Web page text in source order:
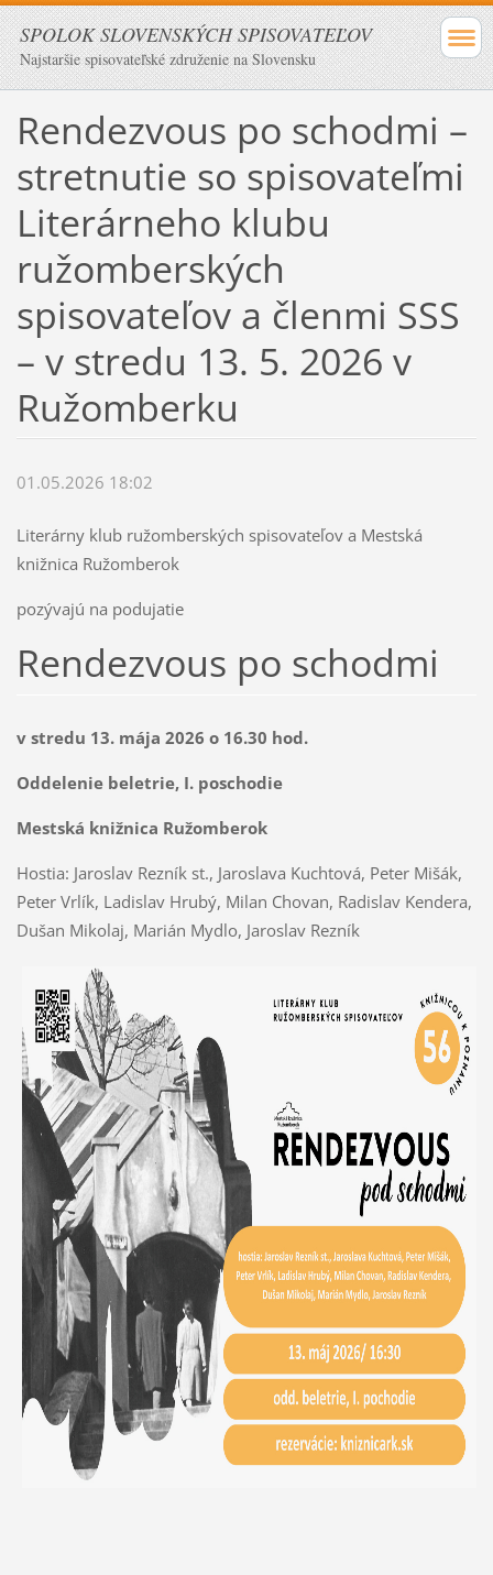
SPOLOK SLOVENSKÝCH SPISOVATEĽOV
Najstaršie spisovateľské združenie na Slovensku
Rendezvous po schodmi –
stretnutie so spisovateľmi
Literárneho klubu
ružomberských
spisovateľov a členmi SSS
– v stredu 13. 5. 2026 v
Ružomberku
01.05.2026 18:02
Literárny klub ružomberských spisovateľov a Mestská
knižnica Ružomberok
pozývajú na podujatie
Rendezvous po schodmi
v stredu 13. mája 2026 o 16.30 hod.
Oddelenie beletrie, I. poschodie
Mestská knižnica Ružomberok
Hostia: Jaroslav Rezník st., Jaroslava Kuchtová, Peter Mišák,
Peter Vrlík, Ladislav Hrubý, Milan Chovan, Radislav Kendera,
Dušan Mikolaj, Marián Mydlo, Jaroslav Rezník